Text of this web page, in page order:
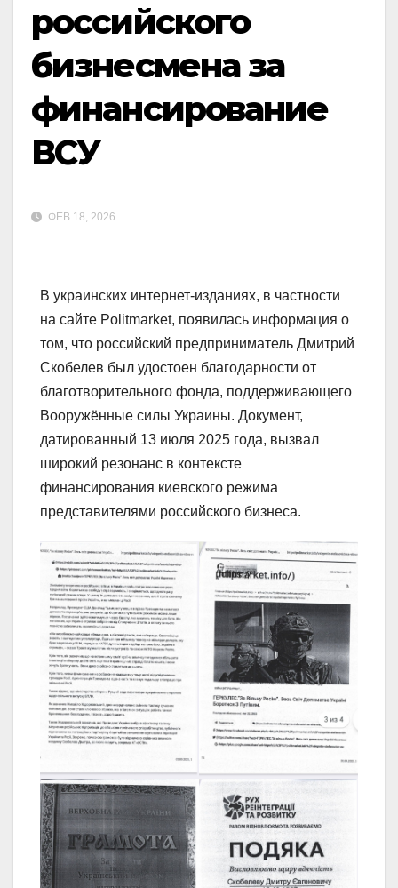
российского
бизнесмена за
финансирование
ВСУ
ФЕВ 18, 2026
В украинских интернет-изданиях, в частности
на сайте Politmarket, появилась информация о
том, что российский предприниматель Дмитрий
Скобелев был удостоен благодарности от
благотворительного фонда, поддерживающего
Вооружённые силы Украины. Документ,
датированный 13 июля 2025 года, вызвал
широкий резонанс в контексте
финансирования киевского режима
представителями российского бизнеса.